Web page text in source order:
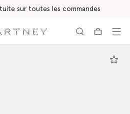
sur toutes les commandes